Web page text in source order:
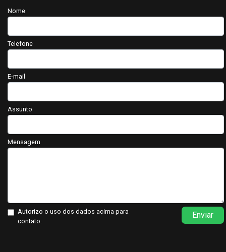
Nome
Telefone
E-mail
Assunto
Mensagem
Autorizo o uso dos dados acima para
contato.
Enviar